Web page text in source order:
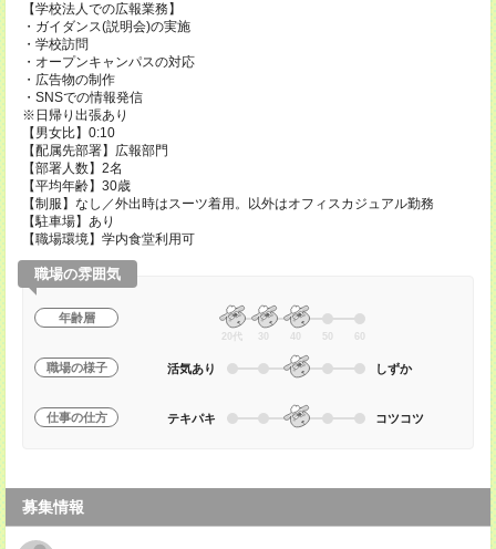
【学校法人での広報業務】
・ガイダンス(説明会)の実施
・学校訪問
・オープンキャンパスの対応
・広告物の制作
・SNSでの情報発信
※日帰り出張あり
【男女比】0:10
【配属先部署】広報部門
【部署人数】2名
【平均年齢】30歳
【制服】なし／外出時はスーツ着用。以外はオフィスカジュアル勤務
【駐車場】あり
【職場環境】学内食堂利用可
職場の雰囲気
年齢層
20代 30 40 50 60
職場の様子 活気あり しずか
仕事の仕方 テキパキ コツコツ
募集情報